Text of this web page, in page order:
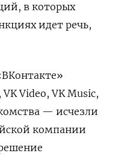
в которых
идет речь,
Video, VK Music,
— исчезли
компании